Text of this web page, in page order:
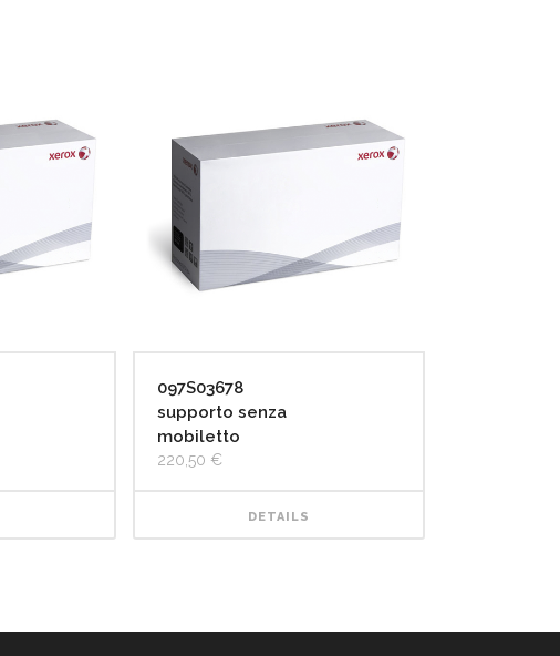
097S03678
supporto senza
mobiletto
220,50 €
DETAILS